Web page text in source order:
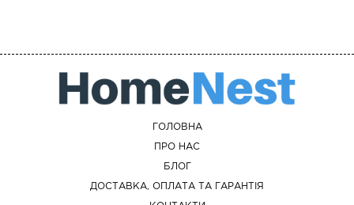
ГОЛОВНА
ПРО НАС
БЛОГ
ДОСТАВКА, ОПЛАТА ТА ГАРАНТІЯ